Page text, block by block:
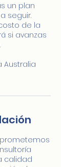
un plan
seguir.
de la
si avanzas
Australia
calidad